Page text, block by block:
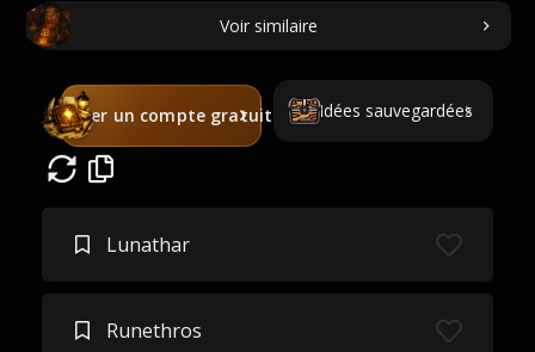
Voir similaire
Créer un compte gratuit Idées sauvegardées
Lunathar
Runethros